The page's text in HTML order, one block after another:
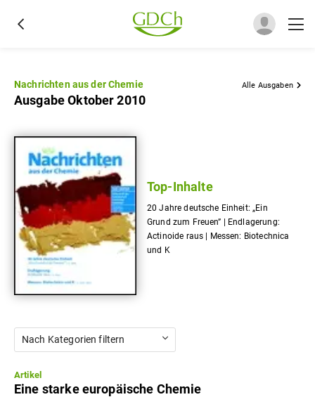
Nachrichten aus der Chemie Alle Ausgaben
Ausgabe Oktober 2010
Top-Inhalte
20 Jahre deutsche Einheit: „Ein
Grund zum Freuen” | Endlagerung:
Actinoide raus | Messen: Biotechnica
und K
Nach Kategorien filtern
Artikel
Eine starke europäische Chemie